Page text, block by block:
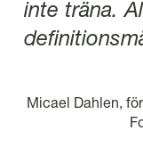
inte träna.
Micael Dahlen,